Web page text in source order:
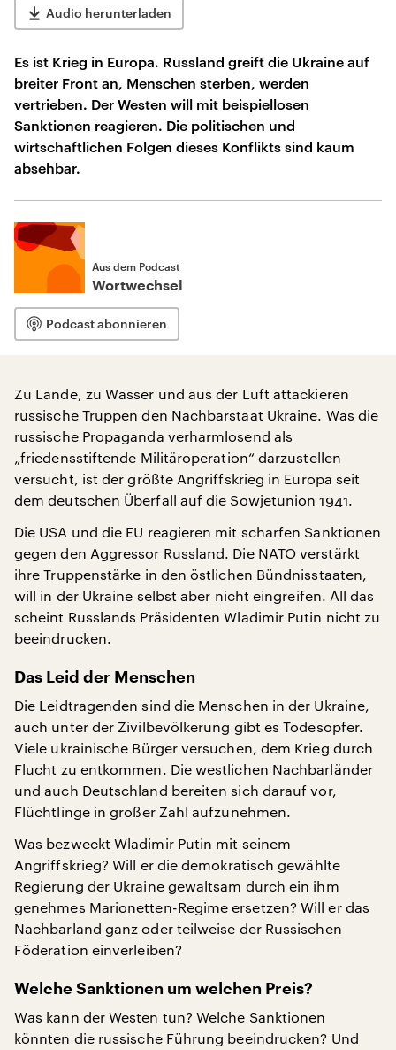
Audio herunterladen
Es ist Krieg in Europa. Russland greift die Ukraine auf
breiter Front an, Menschen sterben, werden
vertrieben. Der Westen will mit beispiellosen
Sanktionen reagieren. Die politischen und
wirtschaftlichen Folgen dieses Konflikts sind kaum
absehbar.
Aus dem Podcast
Wortwechsel
Podcast abonnieren
Zu Lande, zu Wasser und aus der Luft attackieren
russische Truppen den Nachbarstaat Ukraine. Was die
russische Propaganda verharmlosend als
„friedensstiftende Militäroperation“ darzustellen
versucht, ist der größte Angriffskrieg in Europa seit
dem deutschen Überfall auf die Sowjetunion 1941.
Die USA und die EU reagieren mit scharfen Sanktionen
gegen den Aggressor Russland. Die NATO verstärkt
ihre Truppenstärke in den östlichen Bündnisstaaten,
will in der Ukraine selbst aber nicht eingreifen. All das
scheint Russlands Präsidenten Wladimir Putin nicht zu
beeindrucken.
Das Leid der Menschen
Die Leidtragenden sind die Menschen in der Ukraine,
auch unter der Zivilbevölkerung gibt es Todesopfer.
Viele ukrainische Bürger versuchen, dem Krieg durch
Flucht zu entkommen. Die westlichen Nachbarländer
und auch Deutschland bereiten sich darauf vor,
Flüchtlinge in großer Zahl aufzunehmen.
Was bezweckt Wladimir Putin mit seinem
Angriffskrieg? Will er die demokratisch gewählte
Regierung der Ukraine gewaltsam durch ein ihm
genehmes Marionetten-Regime ersetzen? Will er das
Nachbarland ganz oder teilweise der Russischen
Föderation einverleiben?
Welche Sanktionen um welchen Preis?
Was kann der Westen tun? Welche Sanktionen
könnten die russische Führung beeindrucken? Und